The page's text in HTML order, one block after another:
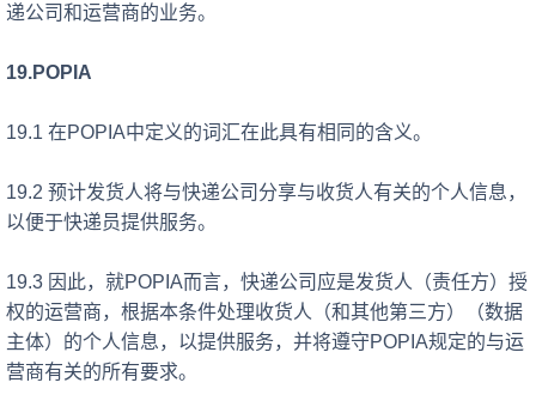
递公司和运营商的业务。
19.POPIA
19.1 在POPIA中定义的词汇在此具有相同的含义。
19.2 预计发货人将与快递公司分享与收货人有关的个人信息，
以便于快递员提供服务。
19.3 因此，就POPIA而言，快递公司 应是发货人（责任方）授
权的运营商，根据本条件处理收货人（和其他第三方）（数据
主体）的个人信息，以提供服务，并将遵守POPIA规定的与运
营商有关的所有要求。